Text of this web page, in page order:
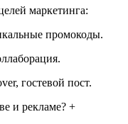
маркетинга:
промокоды.
гостевой пост.
и рекламе? +